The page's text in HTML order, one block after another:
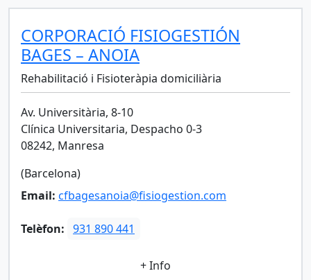
CORPORACIÓ FISIOGESTIÓN
BAGES – ANOIA
Rehabilitació i Fisioteràpia domiciliària
Av. Universitària, 8-10
Clínica Universitaria, Despacho 0-3
08242, Manresa
(Barcelona)
Email: cfbagesanoia@fisiogestion.com
Telèfon: 931 890 441
+ Info